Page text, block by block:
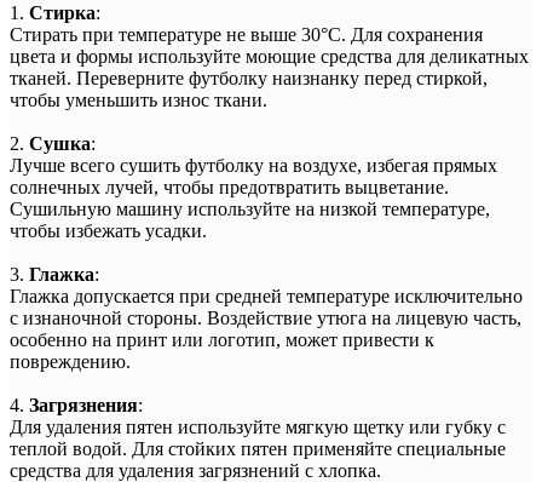
1. Стирка:
Стирать при температуре не выше 30°C. Для сохранения
цвета и формы используйте моющие средства для деликатных
тканей. Переверните футболку наизнанку перед стиркой,
чтобы уменьшить износ ткани.
2. Сушка:
Лучше всего сушить футболку на воздухе, избегая прямых
солнечных лучей, чтобы предотвратить выцветание.
Сушильную машину используйте на низкой температуре,
чтобы избежать усадки.
3. Глажка:
Глажка допускается при средней температуре исключительно
с изнаночной стороны. Воздействие утюга на лицевую часть,
особенно на принт или логотип, может привести к
повреждению.
4. Загрязнения:
Для удаления пятен используйте мягкую щетку или губку с
теплой водой. Для стойких пятен применяйте специальные
средства для удаления загрязнений с хлопка.